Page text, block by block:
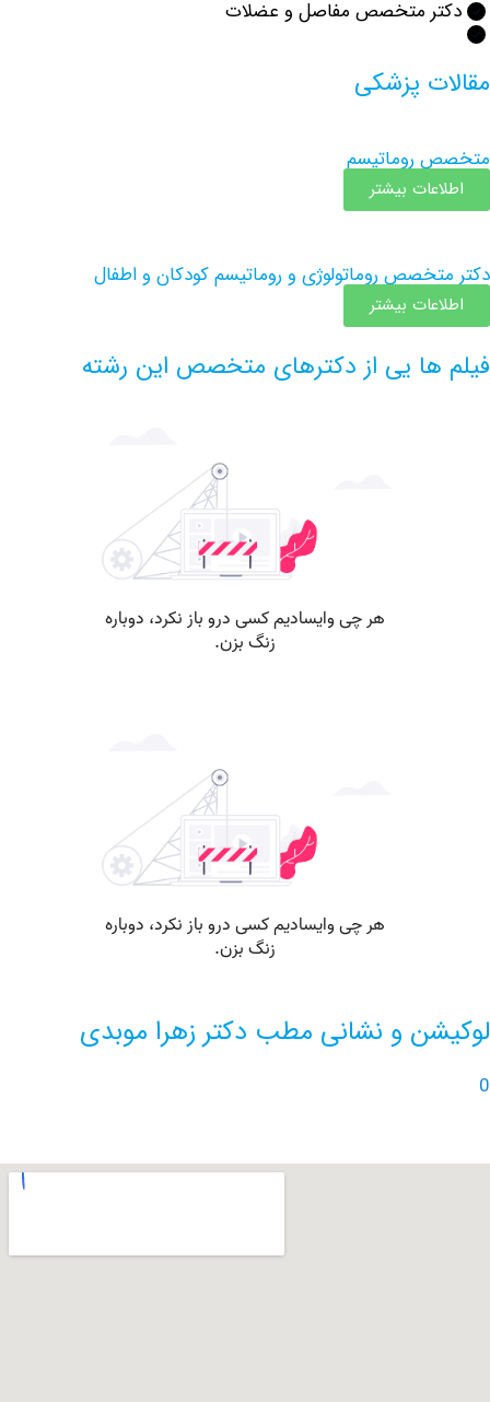
متخصص مفاصل و عضلات
پزشکی
بیشتر
روماتولوژی و روماتیسم کودکان و اطفال
بیشتر
یی از دکترهای متخصص این رشته
و نشانی مطب دکتر زهرا موبدی